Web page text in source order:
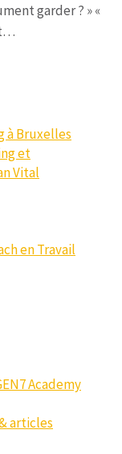
garder ? » «
à Bruxelles
et
Vital
en Travail
Academy
articles